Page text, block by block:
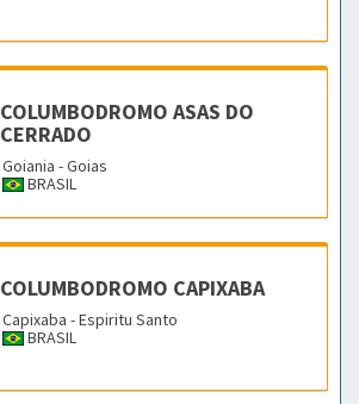
COLUMBODROMO ASAS DO
CERRADO
Goiania - Goias
BRASIL
COLUMBODROMO CAPIXABA
Capixaba - Espiritu Santo
BRASIL